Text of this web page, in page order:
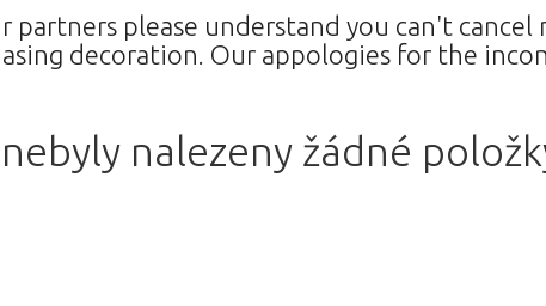
partners please understand you can't cancel
decoration. Our appologies for the
nalezeny žádné